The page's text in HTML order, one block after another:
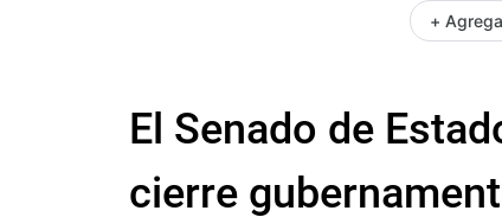
+
El Senado de
cierre